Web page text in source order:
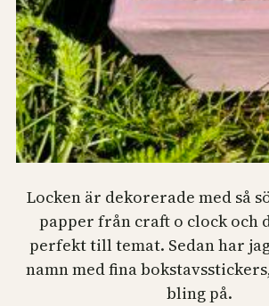
Locken är dekorerade med så
papper från craft o clock och
perfekt till temat. Sedan har
namn med fina
bling på.